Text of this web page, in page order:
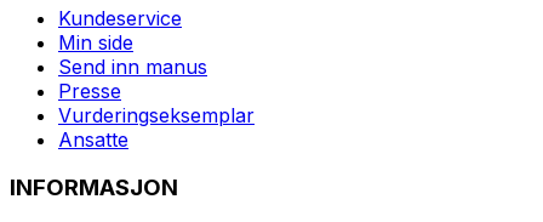
Kundeservice
Min side
Send inn manus
Presse
Vurderingseksemplar
Ansatte
INFORMASJON